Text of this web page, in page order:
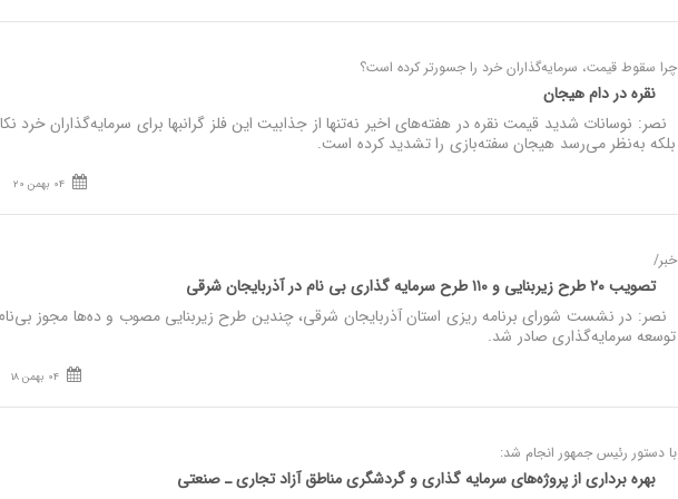
چرا سقوط قیمت، سرمایه‌گذاران خرد را جسورتر کرده است؟
نقره در دام هیجان
نصر: نوسانات شدید قیمت نقره در هفته‌های اخیر نه‌تنها از جذابیت این فلز گرانبها برای سرمایه‌گذاران خرد
بلکه به‌نظر می‌رسد هیجان سفته‌بازی را تشدید کرده است.
04 بهمن 20
خبر/
تصویب ۲۰ طرح زیربنایی و ۱۱۰ طرح سرمایه‌ گذاری بی‌ نام در آذربایجان شرقی
نصر: در نشست شورای برنامه‌ ریزی استان آذربایجان شرقی، چندین طرح‌ زیربنایی مصوب و ده‌ها مجوز
توسعه سرمایه‌گذاری صادر شد.
04 بهمن 18
با دستور رئیس‌ جمهور انجام شد:
بهره‌ برداری از پروژه‌های سرمایه‌ گذاری و گردشگری مناطق آزاد تجاری ـ صنعتی